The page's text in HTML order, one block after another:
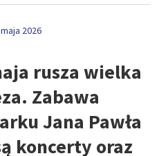
2026
rusza wielka
Zabawa
Jana Pawła
koncerty oraz